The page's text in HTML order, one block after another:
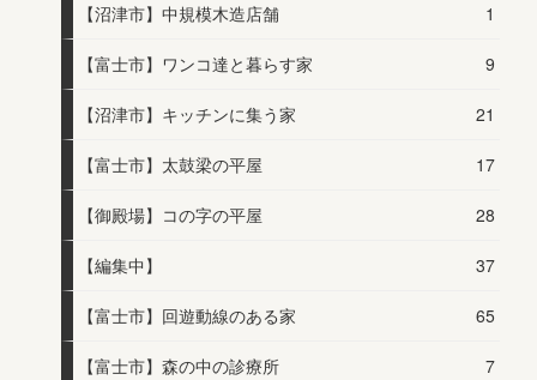
【沼津市】中規模木造店舗 1
【富士市】ワンコ達と暮らす家 9
【沼津市】キッチンに集う家 21
【富士市】太鼓梁の平屋 17
【御殿場】コの字の平屋 28
【編集中】 37
【富士市】回遊動線のある家 65
【富士市】森の中の診療所 7